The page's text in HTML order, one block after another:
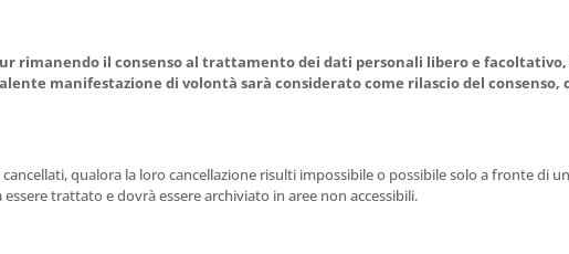
rimanendo il consenso al trattamento dei dati personali libero e facoltativo,
manifestazione di volontà sarà considerato come rilascio del consenso,
qualora la loro cancellazione risulti impossibile o possibile solo a fronte di
trattato e dovrà essere archiviato in aree non accessibili.